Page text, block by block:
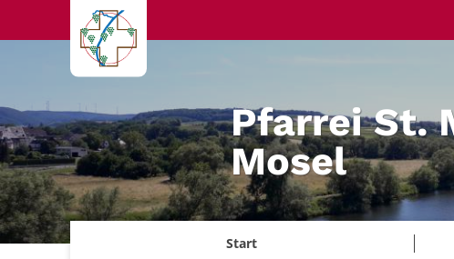
Zum Inhalt springen
Pfarrei St.
Mosel
Start